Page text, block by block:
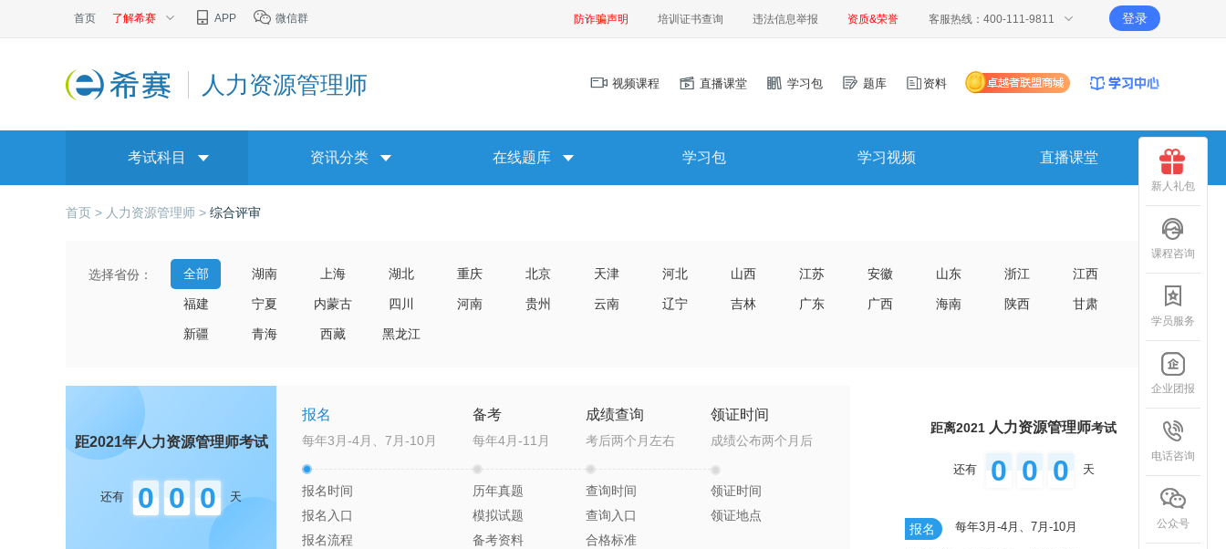
首页 了解希赛 APP 微信群 防诈骗声明 培训证书查询 违法信息举报 资质&荣誉 客服热线：400-111-9811 登录
人力资源管理师 视频课程 直播课堂 学习包 题库 资料
考试科目 资讯分类 在线题库 学习包 学习视频 直播课堂
首页 > 人力资源管理师 > 综合评审
选择省份： 全部 湖南 上海 湖北 重庆 北京 天津 河北 山西 江苏 安徽 山东 浙江 江西
福建 宁夏 内蒙古 四川 河南 贵州 云南 辽宁 吉林 广东 广西 海南 陕西 甘肃
新疆 青海 西藏 黑龙江
距2021年人力资源管理师考试
还有 0 0 0 天
报名
每年3月-4月、7月-10月
报名时间
报名入口
报名流程
备考
每年4月-11月
历年真题
模拟试题
备考资料
成绩查询
考后两个月左右
查询时间
查询入口
合格标准
领证时间
成绩公布两个月后
领证时间
领证地点
距离2021 人力资源管理师考试
还有 0 0 0 天
报名 每年3月-4月、7月-10月
新人礼包
课程咨询
学员服务
企业团报
电话咨询
公众号